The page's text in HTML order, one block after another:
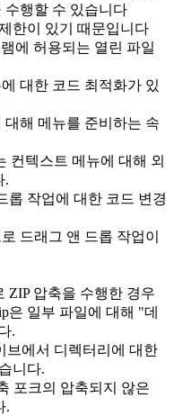
수행할 수 있습니다
한이 있기 때문입니다
에 허용되는 열린 파일
대한 코드 최적화가 있
해 메뉴를 준비하는 속
컨텍스트 메뉴에 대해 외
.
롭 작업에 대한 코드 변경
드래그 앤 드롭 작업이
ZIP 압축을 수행한 경우
은 일부 파일에 대해 "데
.
브에서 디렉터리에 대한
니다.
포크의 압축되지 않은
.